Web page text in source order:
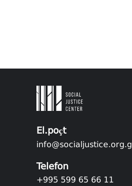
El.poçt
Telefon
+995 599 65 66 11